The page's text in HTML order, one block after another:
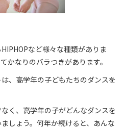
など様々な種類がありま
かなりのバラつきがあります。
、高学年の子どもたちのダンスを
く、高学年の子がどんなダンスを
しょう。何年か続けると、あんな